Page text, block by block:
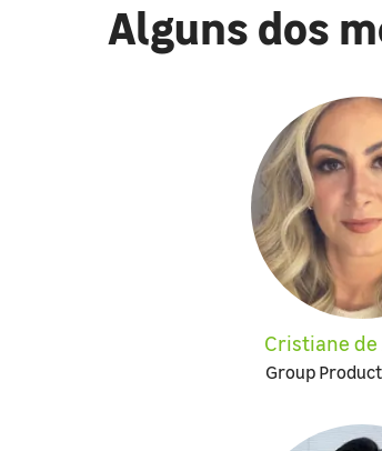
Alguns dos
Cristiane de
Group